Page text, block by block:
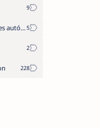
agentes autónomos